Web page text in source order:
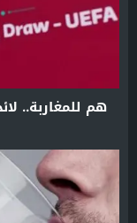
هم للمغاربة..